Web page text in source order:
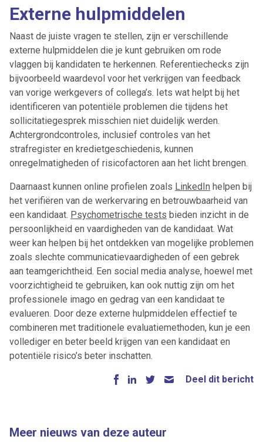
Externe hulpmiddelen
Naast de juiste vragen te stellen, zijn er verschillende
externe hulpmiddelen die je kunt gebruiken om rode
vlaggen bij kandidaten te herkennen. Referentiechecks zijn
bijvoorbeeld waardevol voor het verkrijgen van feedback
van vorige werkgevers of collega’s. Iets wat helpt bij het
identificeren van potentiële problemen die tijdens het
sollicitatiegesprek misschien niet duidelijk werden.
Achtergrondcontroles, inclusief controles van het
strafregister en kredietgeschiedenis, kunnen
onregelmatigheden of risicofactoren aan het licht brengen.
Daarnaast kunnen online profielen zoals LinkedIn helpen bij
het verifiëren van de werkervaring en betrouwbaarheid van
een kandidaat. Psychometrische tests bieden inzicht in de
persoonlijkheid en vaardigheden van de kandidaat. Wat
weer kan helpen bij het ontdekken van mogelijke problemen
zoals slechte communicatievaardigheden of een gebrek
aan teamgerichtheid. Een social media analyse, hoewel met
voorzichtigheid te gebruiken, kan ook nuttig zijn om het
professionele imago en gedrag van een kandidaat te
evalueren. Door deze externe hulpmiddelen effectief te
combineren met traditionele evaluatiemethoden, kun je een
vollediger en beter beeld krijgen van een kandidaat en
potentiële risico’s beter inschatten.
Deel dit bericht
Meer nieuws van deze auteur
Alerts ontvangen
Artikelen zoeken
Alles Ingezonden ABU
Bureau Cicero
Flexmarkt Flexnieuws
NBBU
Normering Arbeid
ZiPconomy